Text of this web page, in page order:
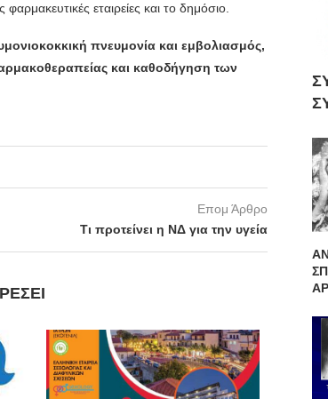
εταιρείες και το δημόσιο.
πνευμονία και εμβολιασμός,
και καθοδήγηση των
Επομ Άρθρο
Τι προτείνει η ΝΔ για την υγεία